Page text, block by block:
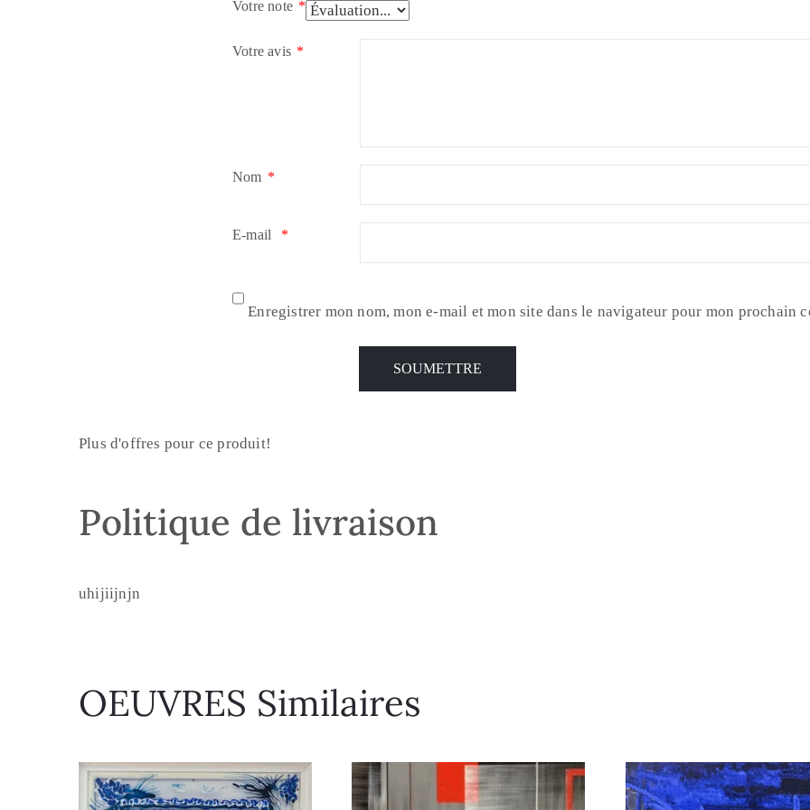
Votre note *
Votre avis *
Nom *
E-mail *
Enregistrer mon nom, mon e-mail et mon site dans le navigateur pour mon prochain
Plus d'offres pour ce produit!
Politique de livraison
uhijiijnjn
OEUVRES Similaires